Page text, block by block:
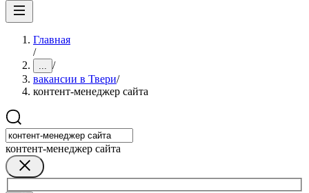
Главная
/
... /
вакансии в Твери/
контент-менеджер сайта
контент-менеджер сайта